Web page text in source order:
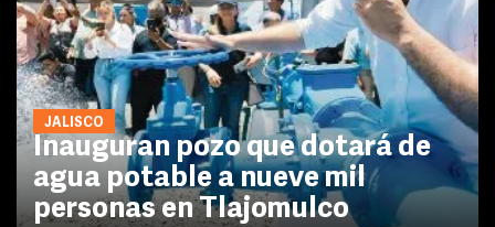
JALISCO
Inauguran pozo que dotará de
agua potable a nueve mil
personas en Tlajomulco